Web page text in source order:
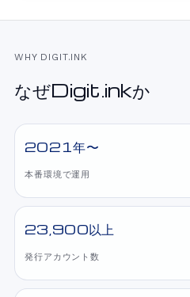
WHY DIGIT.INK
なぜDigit.inkか
2021年〜
本番環境で​運用
23,900以上
発行アカウント数